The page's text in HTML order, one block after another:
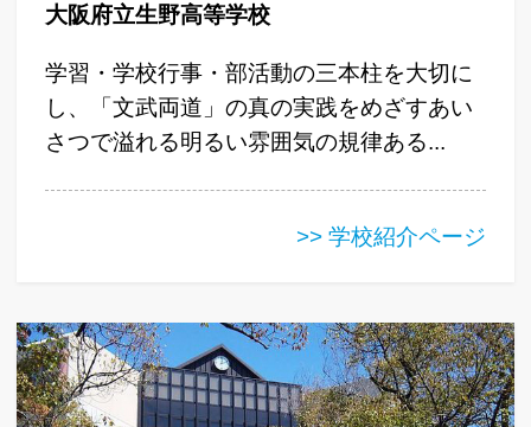
大阪府立生野高等学校
学習・学校行事・部活動の三本柱を大切に
し、「文武両道」の真の実践をめざすあい
さつで溢れる明るい雰囲気の規律ある...
>> 学校紹介ページ